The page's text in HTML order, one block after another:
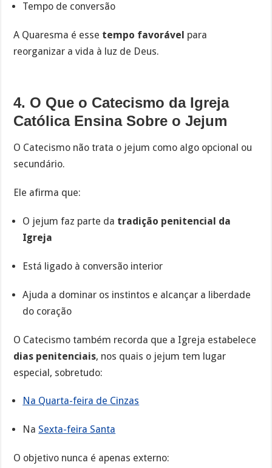
Tempo de conversão
A Quaresma é esse tempo favorável para
reorganizar a vida à luz de Deus.
4. O Que o Catecismo da Igreja
Católica Ensina Sobre o Jejum
O Catecismo não trata o jejum como algo opcional ou
secundário.
Ele afirma que:
O jejum faz parte da tradição penitencial da
Igreja
Está ligado à conversão interior
Ajuda a dominar os instintos e alcançar a liberdade
do coração
O Catecismo também recorda que a Igreja estabelece
dias penitenciais, nos quais o jejum tem lugar
especial, sobretudo:
Na Quarta-feira de Cinzas
Na Sexta-feira Santa
O objetivo nunca é apenas externo: